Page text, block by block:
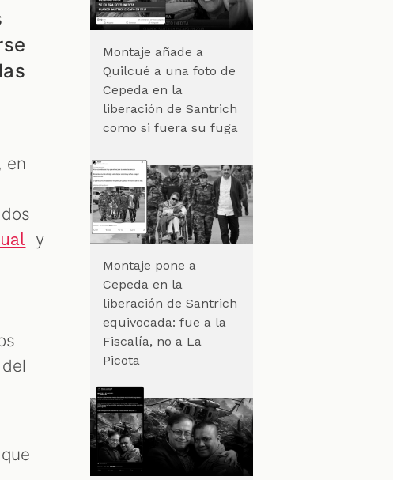
en
y
Montaje añade a
Quilcué a una foto de
Cepeda en la
liberación de Santrich
como si fuera su fuga
Montaje pone a
Cepeda en la
liberación de Santrich
equivocada: fue a la
Fiscalía, no a La
Picota